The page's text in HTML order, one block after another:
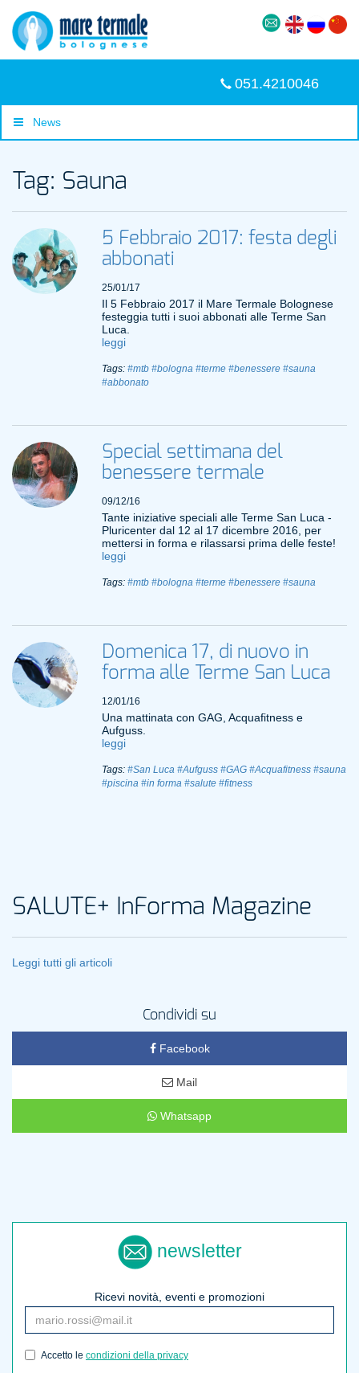
051.4210046
News
Tag: Sauna
5 Febbraio 2017: festa degli
abbonati
25/01/17
Il 5 Febbraio 2017 il Mare Termale Bolognese
festeggia tutti i suoi abbonati alle Terme San
Luca.
leggi
Tags: #mtb #bologna #terme #benessere #sauna
#abbonato
Special settimana del
benessere termale
09/12/16
Tante iniziative speciali alle Terme San Luca -
Pluricenter dal 12 al 17 dicembre 2016, per
mettersi in forma e rilassarsi prima delle feste!
leggi
Tags: #mtb #bologna #terme #benessere #sauna
Domenica 17, di nuovo in
forma alle Terme San Luca
12/01/16
Una mattinata con GAG, Acquafitness e
Aufguss.
leggi
Tags: #San Luca #Aufguss #GAG #Acquafitness #sauna
#piscina #in forma #salute #fitness
SALUTE+ InForma Magazine
Leggi tutti gli articoli
Condividi su
Facebook
Mail
Whatsapp
newsletter
Ricevi novità, eventi e promozioni
Accetto le condizioni della privacy